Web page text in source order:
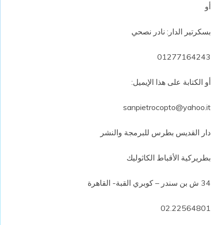
أو
بسكرتير الدار: نادر نصحي
01277164243
أو الكتابة على هذا الإيميل:
sanpietrocopto@yahoo.it
دار القديس بطرس للبرمجة والنشر
بطريركية الأقباط الكاثوليك
34 ش بن سندر – كوبري القبة- القاهرة
02.22564801